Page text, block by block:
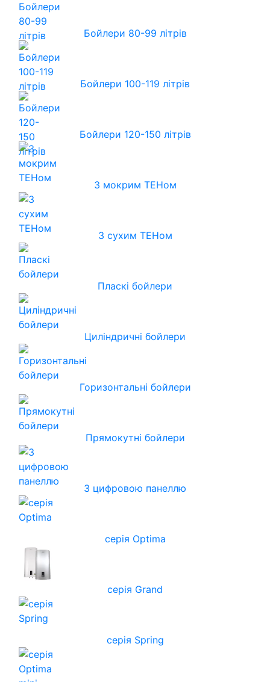
Бойлери 80-99 літрів
Бойлери 100-119 літрів
Бойлери 120-150 літрів
З мокрим ТЕНом
З сухим ТЕНом
Пласкі бойлери
Циліндричні бойлери
Горизонтальні бойлери
Прямокутні бойлери
З цифровою панеллю
серія Optima
серія Grand
серія Spring